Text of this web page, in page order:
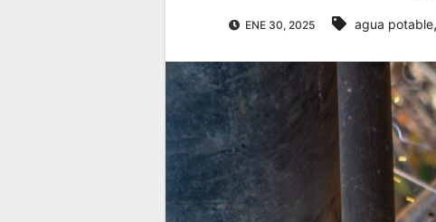
ENE 30, 2025 agua potable,